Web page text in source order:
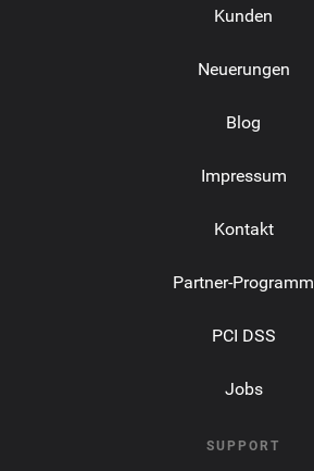
Kunden
Neuerungen
Blog
Impressum
Kontakt
Partner-Programm
PCI DSS
Jobs
SUPPORT